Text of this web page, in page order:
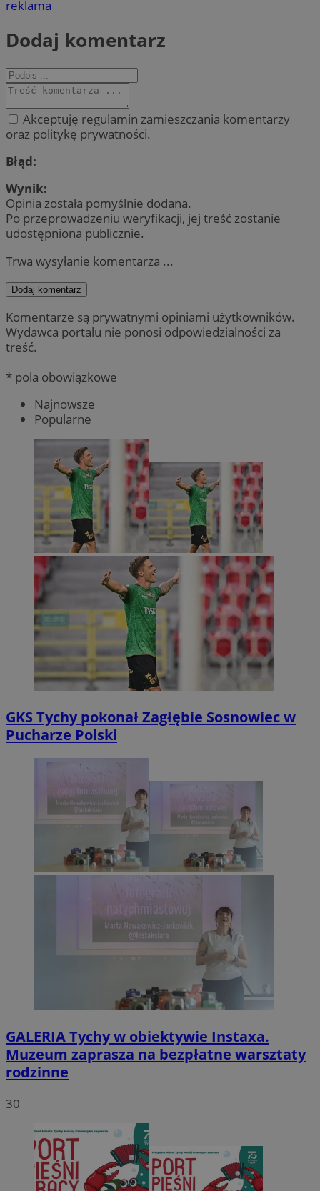
reklama
Dodaj komentarz
Akceptuję regulamin zamieszczania komentarzy
oraz politykę prywatności.
Błąd:
Wynik:
Opinia została pomyślnie dodana.
Po przeprowadzeniu weryfikacji, jej treść zostanie
udostępniona publicznie.
Trwa wysyłanie komentarza ...
Dodaj komentarz
Komentarze są prywatnymi opiniami użytkowników.
Wydawca portalu nie ponosi odpowiedzialności za
treść.
* pola obowiązkowe
Najnowsze
Popularne
GKS Tychy pokonał Zagłębie Sosnowiec w
Pucharze Polski
GALERIATychy w obiektywie Instaxa.
Muzeum zaprasza na bezpłatne warsztaty
rodzinne
30